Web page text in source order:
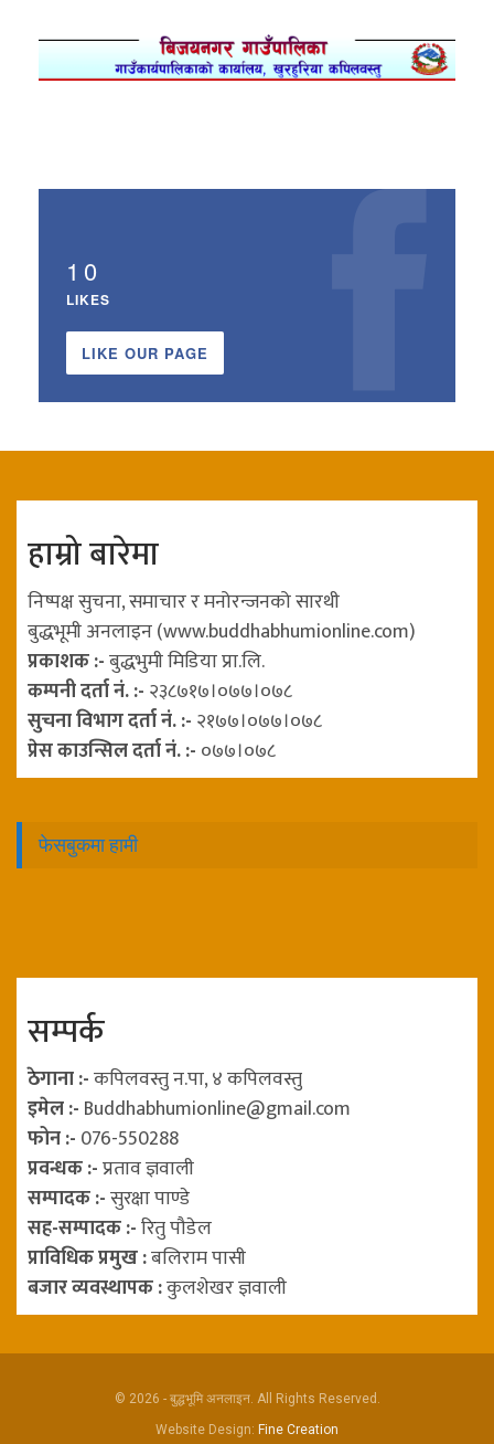
10
LIKES
LIKE OUR PAGE
हाम्रो बारेमा
निष्पक्ष सुचना, समाचार र मनोरन्जनको सारथी
बुद्धभूमी अनलाइन (www.buddhabhumionline.com)
प्रकाशक :-बुद्धभुमी मिडिया प्रा.लि.
कम्पनी दर्ता नं. :- २३८७१७।०७७।०७८
सुचना विभाग दर्ता नं. :- २१७७।०७७।०७८
प्रेस काउन्सिल दर्ता नं. :- ०७७।०७८
फेसबुकमा हामी
सम्पर्क
ठेगाना :-कपिलवस्तु न.पा, ४ कपिलवस्तु
इमेल :- Buddhabhumionline@gmail.com
फोन :- 076-550288
प्रवन्धक :-प्रताव ज्ञवाली
सम्पादक :-सुरक्षा पाण्डे
सह-सम्पादक :-रितु पौडेल
प्राविधिक प्रमुख :बलिराम पासी
बजार व्यवस्थापक :कुलशेखर ज्ञवाली
© 2026 - बुद्धभूमि अनलाइन. All Rights Reserved.
Website Design: Fine Creation